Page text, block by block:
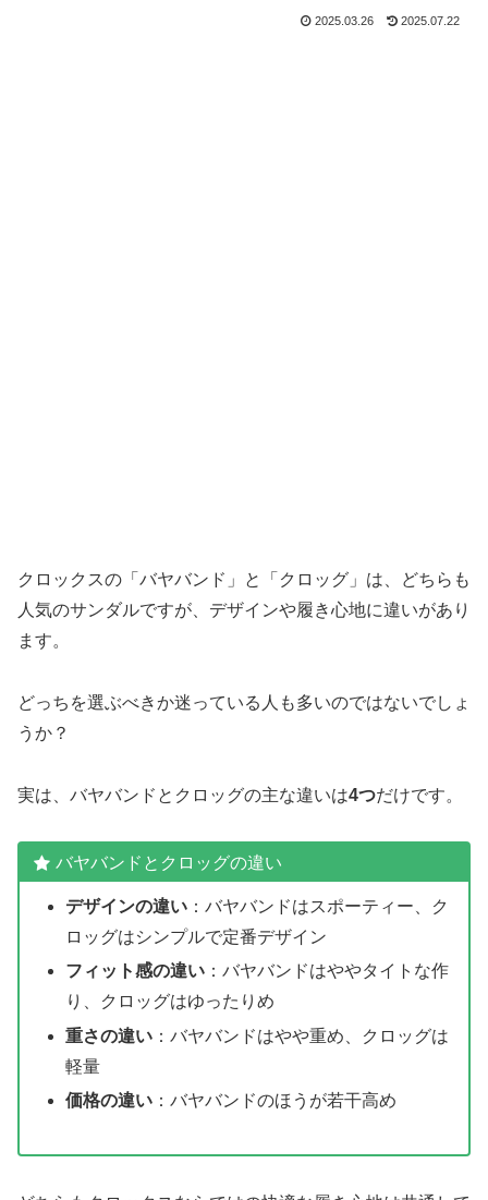
2025.03.26 2025.07.22
クロックスの「バヤバンド」と「クロッグ」は、どちらも
人気のサンダルですが、デザインや履き心地に違いがあり
ます。
どっちを選ぶべきか迷っている人も多いのではないでしょ
うか？
実は、バヤバンドとクロッグの主な違いは4つだけです。
バヤバンドとクロッグの違い
デザインの違い：バヤバンドはスポーティー、ク
ロッグはシンプルで定番デザイン
フィット感の違い：バヤバンドはややタイトな作
り、クロッグはゆったりめ
重さの違い：バヤバンドはやや重め、クロッグは
軽量
価格の違い：バヤバンドのほうが若干高め